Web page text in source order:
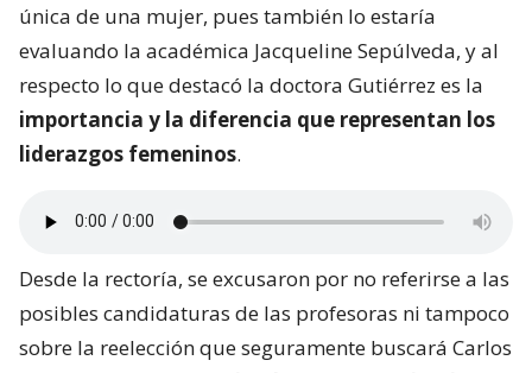
única de una mujer, pues también lo estaría
evaluando la académica Jacqueline Sepúlveda, y al
respecto lo que destacó la doctora Gutiérrez es la
importancia y la diferencia que representan los
liderazgos femeninos.
Desde la rectoría, se excusaron por no referirse a las
posibles candidaturas de las profesoras ni tampoco
sobre la reelección que seguramente buscará Carlos